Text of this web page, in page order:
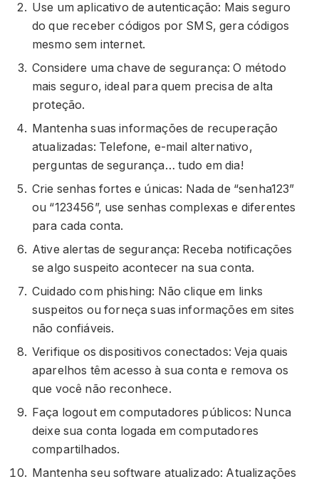
Use um aplicativo de autenticação: Mais seguro
do que receber códigos por SMS, gera códigos
mesmo sem internet.
Considere uma chave de segurança: O método
mais seguro, ideal para quem precisa de alta
proteção.
Mantenha suas informações de recuperação
atualizadas: Telefone, e-mail alternativo,
perguntas de segurança… tudo em dia!
Crie senhas fortes e únicas: Nada de “senha123”
ou “123456”, use senhas complexas e diferentes
para cada conta.
Ative alertas de segurança: Receba notificações
se algo suspeito acontecer na sua conta.
Cuidado com phishing: Não clique em links
suspeitos ou forneça suas informações em sites
não confiáveis.
Verifique os dispositivos conectados: Veja quais
aparelhos têm acesso à sua conta e remova os
que você não reconhece.
Faça logout em computadores públicos: Nunca
deixe sua conta logada em computadores
compartilhados.
Mantenha seu software atualizado: Atualizações